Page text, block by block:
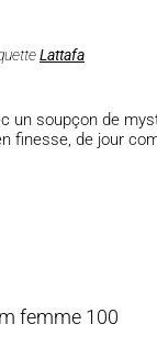
Lattafa
un soupçon de
finesse, de jour
femme 100